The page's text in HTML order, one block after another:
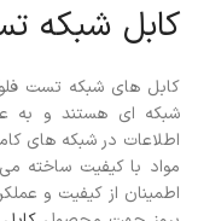
کابل شبکه
کابل های شبکه تست فلوک
شبکه ای هستند و به
اطلاعات در شبکه های
اطمینان از کیفیت و